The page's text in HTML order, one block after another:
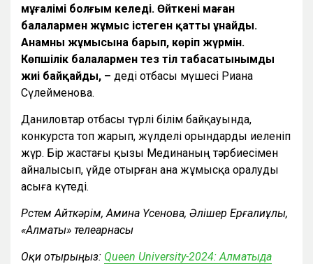
мұғалімі болғым келеді. Өйткені маған
балалармен жұмыс істеген қатты ұнайды.
Анамның жұмысына барып, көріп жүрмін.
Көпшілік балалармен тез тіл табасатынымды
жиі байқайды, – деді отбасы мүшесі Риана
Сүлейменова.
Даниловтар отбасы түрлі білім байқауында,
конкурста топ жарып, жүлделі орындарды иеленіп
жүр. Бір жастағы қызы Мединаның тәрбиесімен
айналысып, үйде отырған ана жұмысқа оралуды
асыға күтеді.
Рүстем Айткәрім, Амина Үсенова, Әлішер Ерғалиұлы,
«Алматы» телеарнасы
Оқи отырыңыз: Queen University-2024: Алматыда